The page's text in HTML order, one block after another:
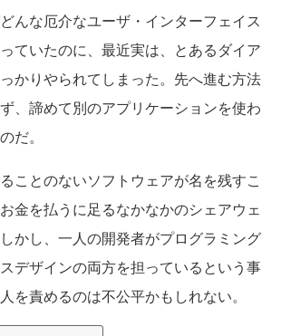
んな厄介なユーザ・インターフェイス
ていたのに、最近実は、とあるダイア
かりやられてしまった。先へ進む方法
、諦めて別のアプリケーションを使わ
だ。
ことのないソフトウェアが名を残すこ
金を払うに足るなかなかのシェアウェ
かし、一人の開発者がプログラミング
デザインの両方を担っているという事
を責めるのは不公平かもしれない。